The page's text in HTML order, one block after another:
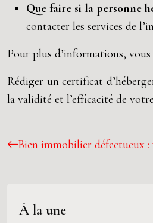
Que faire si la personne
contacter les services de
Pour plus d’informations, vous
Rédiger un certificat
la validité et l’efficacité de
Bien immobilier défectueux
À la une